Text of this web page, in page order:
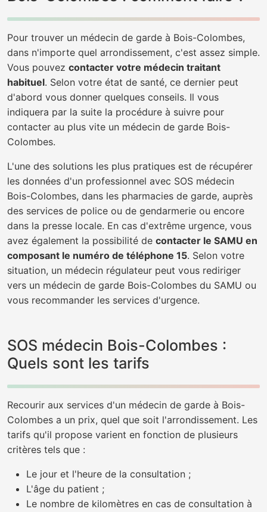
Pour trouver un médecin de garde à Bois-Colombes,
dans n'importe quel arrondissement, c'est assez simple.
Vous pouvez contacter votre médecin traitant
habituel. Selon votre état de santé, ce dernier peut
d'abord vous donner quelques conseils. Il vous
indiquera par la suite la procédure à suivre pour
contacter au plus vite un médecin de garde Bois-
Colombes.
L'une des solutions les plus pratiques est de récupérer
les données d'un professionnel avec SOS médecin
Bois-Colombes, dans les pharmacies de garde, auprès
des services de police ou de gendarmerie ou encore
dans la presse locale. En cas d'extrême urgence, vous
avez également la possibilité de contacter le SAMU en
composant le numéro de téléphone 15. Selon votre
situation, un médecin régulateur peut vous rediriger
vers un médecin de garde Bois-Colombes du SAMU ou
vous recommander les services d'urgence.
SOS médecin Bois-Colombes :
Quels sont les tarifs
Recourir aux services d'un médecin de garde à Bois-
Colombes a un prix, quel que soit l'arrondissement. Les
tarifs qu'il propose varient en fonction de plusieurs
critères tels que :
Le jour et l'heure de la consultation ;
L'âge du patient ;
Le nombre de kilomètres en cas de consultation à